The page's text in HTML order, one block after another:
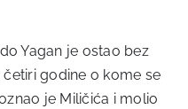
Yagan je ostao bez
godine o kome se
je Miličića i molio